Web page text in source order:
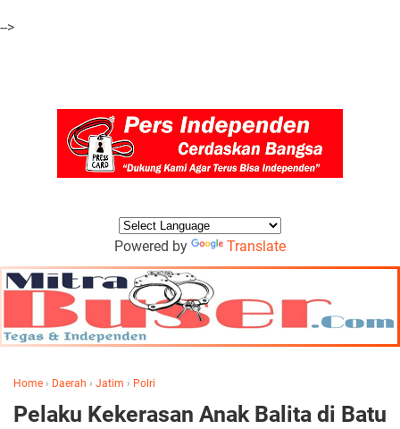
-->
Powered by Translate
Home › Daerah › Jatim › Polri
Pelaku Kekerasan Anak Balita di Batu